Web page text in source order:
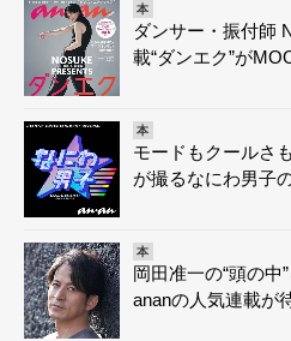
本
ダンサー・振付師
載“ダンエク”が
本
モードもクールさ
が撮るなにわ男子
本
岡田准一の“頭の中
ananの人気連載が